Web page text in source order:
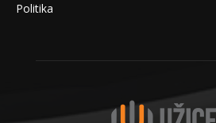
Politika